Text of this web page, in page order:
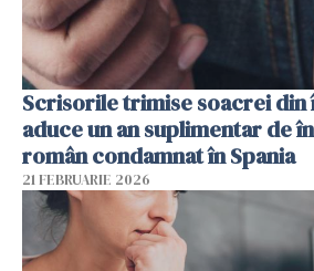
Scrisorile trimise soacrei
aduce un an suplimentar de
român condamnat în Spania
21 FEBRUARIE 2026